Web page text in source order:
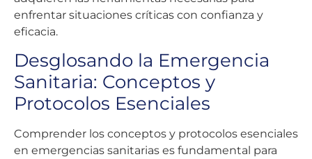
enfrentar situaciones críticas con confianza y
eficacia.
Desglosando la Emergencia
Sanitaria: Conceptos y
Protocolos Esenciales
Comprender los conceptos y protocolos esenciales
en emergencias sanitarias es fundamental para